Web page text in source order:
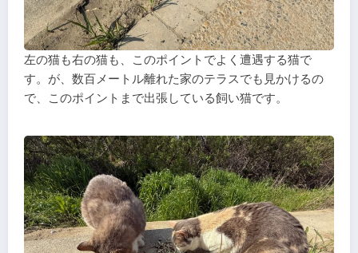
左の猫も右の猫も、このポイントでよく遭遇する猫で
す。が、数百メートル離れた家のテラスでも見かけるの
で、このポイントまで出張している飼い猫です。